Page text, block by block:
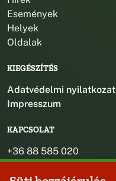
Események
Helyek
Oldalak
KIEGÉSZÍTÉS
Adatvédelmi nyilatkozat
Impresszum
KAPCSOLAT
+36 88 585 020
+36 30 442 8024